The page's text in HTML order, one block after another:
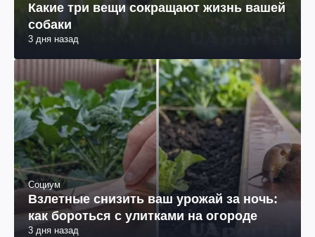
Какие три вещи сокращают жизнь вашей
собаки
3 дня назад
Социум
Взлетные снизить ваш урожай за ночь:
как бороться с улитками на огороде
3 дня назад